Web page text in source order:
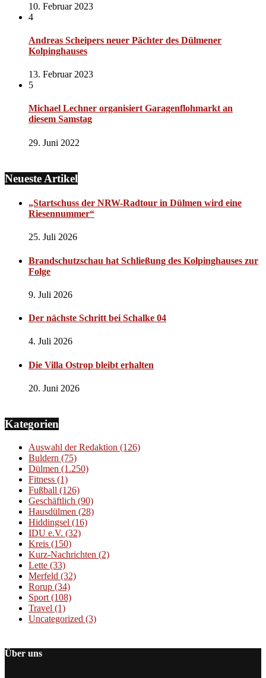
10. Februar 2023
4
Andreas Scheipers neuer Pächter des Dülmener
Kolpinghauses
13. Februar 2023
5
Michael Lechner organisiert Garagenflohmarkt an
diesem Samstag
29. Juni 2022
Neueste Artikel
„Startschuss der NRW-Radtour in Dülmen wird eine
Riesennummer“
25. Juli 2026
Brandschutzschau hat Schließung des Kolpinghauses zur
Folge
9. Juli 2026
Der nächste Schritt bei Schalke 04
4. Juli 2026
Die Villa Ostrop bleibt erhalten
20. Juni 2026
Kategorien
Auswahl der Redaktion (126)
Buldern (75)
Dülmen (1.250)
Fitness (1)
Fußball (126)
Geschäftlich (90)
Hausdülmen (28)
Hiddingsel (16)
IDU e.V. (32)
Kreis (150)
Kurz-Nachrichten (2)
Lette (33)
Merfeld (32)
Rorup (34)
Sport (108)
Travel (1)
Uncategorized (3)
Über uns